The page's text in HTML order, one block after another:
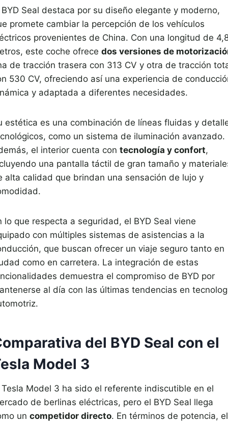
BYD Seal destaca por su diseño elegante y moderno,
promete cambiar la percepción de los vehículos
provenientes de China. Con una longitud de
este coche ofrece dos versiones de
de tracción trasera con 313 CV y otra de tracción
530 CV, ofreciendo así una experiencia de
y adaptada a diferentes necesidades.
estética es una combinación de líneas fluidas y
como un sistema de iluminación avanzado.
el interior cuenta con tecnología y confort,
una pantalla táctil de gran tamaño y
alta calidad que brindan una sensación de lujo y
lo que respecta a seguridad, el BYD Seal viene
con múltiples sistemas de asistencias a la
que buscan ofrecer un viaje seguro tanto en
como en carretera. La integración de estas
demuestra el compromiso de BYD por
al día con las últimas tendencias en
del BYD Seal con el
Model 3
Tesla Model 3 ha sido el referente indiscutible en el
de berlinas eléctricas, pero el BYD Seal llega
un competidor directo. En términos de potencia, el